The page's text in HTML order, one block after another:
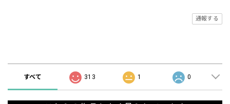
通報する
すべて 313 1 0